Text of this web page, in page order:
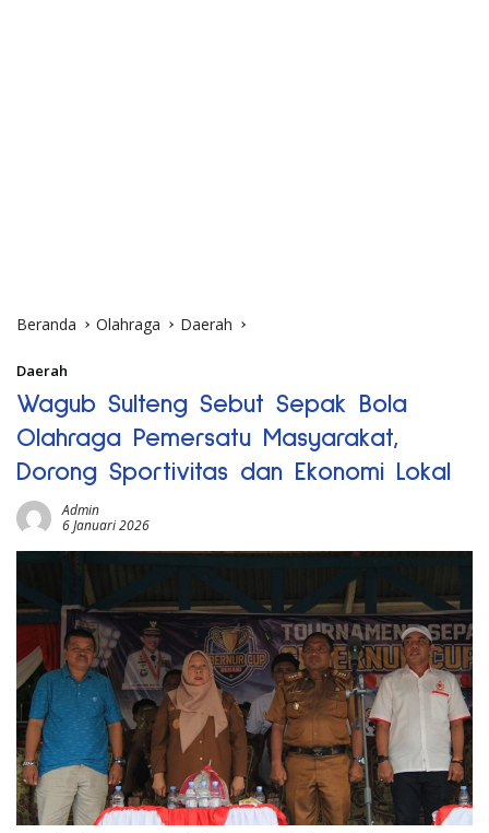
Beranda Olahraga Daerah
Daerah
Wagub Sulteng Sebut Sepak Bola
Olahraga Pemersatu Masyarakat,
Dorong Sportivitas dan Ekonomi Lokal
Admin
6 Januari 2026